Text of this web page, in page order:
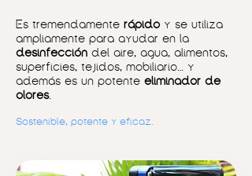
Es tremendamente rápido y se utiliza
ampliamente para ayudar en la
desinfección del aire, agua, alimentos,
superficies, tejidos, mobiliario… y
además es un potente eliminador de
olores.
Sostenible, potente y eficaz.